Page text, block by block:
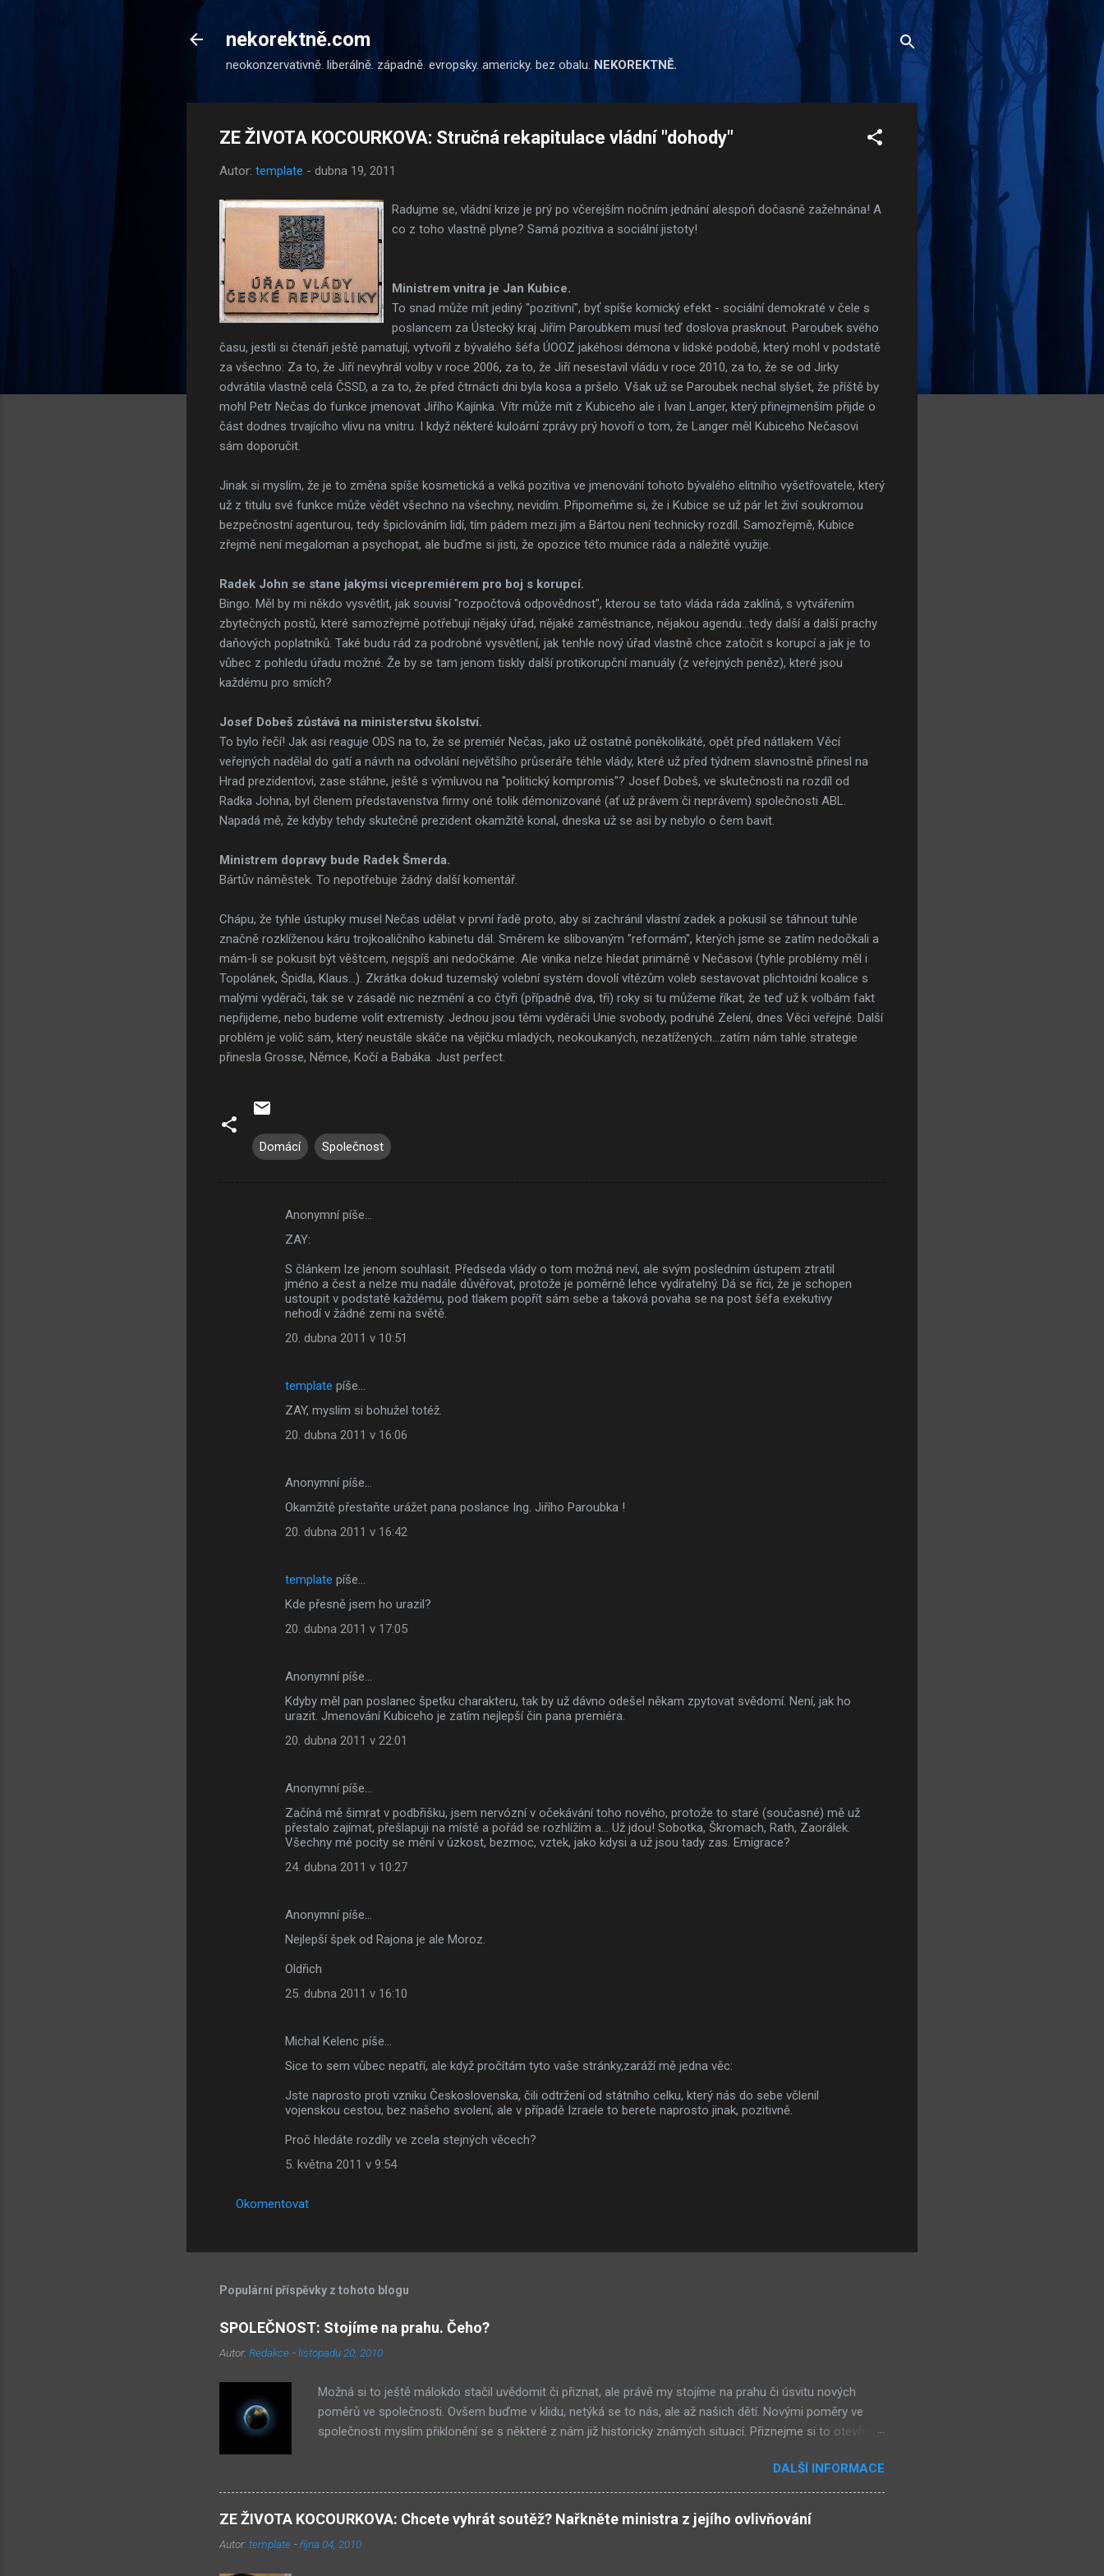
nekorektně.com
neokonzervativně. liberálně. západně. evropsky. americky. bez obalu. NEKOREKTNĚ.
ZE ŽIVOTA KOCOURKOVA: Stručná rekapitulace vládní "dohody"
Autor: template - dubna 19, 2011
Radujme se, vládní krize je prý po včerejším nočním jednání alespoň dočasně zažehnána! A
co z toho vlastně plyne? Samá pozitiva a sociální jistoty!
Ministrem vnitra je Jan Kubice.
To snad může mít jediný "pozitivní", byť spíše komický efekt - sociální demokraté v čele s
poslancem za Ústecký kraj Jiřím Paroubkem musí teď doslova prasknout. Paroubek svého
času, jestli si čtenáři ještě pamatují, vytvořil z bývalého šéfa ÚOOZ jakéhosi démona v lidské podobě, který mohl v podstatě
za všechno: Za to, že Jiří nevyhrál volby v roce 2006, za to, že Jiří nesestavil vládu v roce 2010, za to, že se od Jirky
odvrátila vlastně celá ČSSD, a za to, že před čtrnácti dni byla kosa a pršelo. Však už se Paroubek nechal slyšet, že příště by
mohl Petr Nečas do funkce jmenovat Jiřího Kajínka. Vítr může mít z Kubiceho ale i Ivan Langer, který přinejmenším přijde o
část dodnes trvajícího vlivu na vnitru. I když některé kuloární zprávy prý hovoří o tom, že Langer měl Kubiceho Nečasovi
sám doporučit.
Jinak si myslím, že je to změna spíše kosmetická a velká pozitiva ve jmenování tohoto bývalého elitního vyšetřovatele, který
už z titulu své funkce může vědět všechno na všechny, nevidím. Připomeňme si, že i Kubice se už pár let živí soukromou
bezpečnostní agenturou, tedy špiclováním lidí, tím pádem mezi jím a Bártou není technicky rozdíl. Samozřejmě, Kubice
zřejmě není megaloman a psychopat, ale buďme si jisti, že opozice této munice ráda a náležitě využije.
Radek John se stane jakýmsi vicepremiérem pro boj s korupcí.
Bingo. Měl by mi někdo vysvětlit, jak souvisí "rozpočtová odpovědnost", kterou se tato vláda ráda zaklíná, s vytvářením
zbytečných postů, které samozřejmě potřebují nějaký úřad, nějaké zaměstnance, nějakou agendu...tedy další a další prachy
daňových poplatníků. Také budu rád za podrobné vysvětlení, jak tenhle nový úřad vlastně chce zatočit s korupcí a jak je to
vůbec z pohledu úřadu možné. Že by se tam jenom tiskly další protikorupční manuály (z veřejných peněz), které jsou
každému pro smích?
Josef Dobeš zůstává na ministerstvu školství.
To bylo řečí! Jak asi reaguje ODS na to, že se premiér Nečas, jako už ostatně poněkolikáté, opět před nátlakem Věcí
veřejných nadělal do gatí a návrh na odvolání největšího průseráře téhle vlády, které už před týdnem slavnostně přinesl na
Hrad prezidentovi, zase stáhne, ještě s výmluvou na "politický kompromis"? Josef Dobeš, ve skutečnosti na rozdíl od
Radka Johna, byl členem představenstva firmy oné tolik démonizované (ať už právem či neprávem) společnosti ABL.
Napadá mě, že kdyby tehdy skutečně prezident okamžitě konal, dneska už se asi by nebylo o čem bavit.
Ministrem dopravy bude Radek Šmerda.
Bártův náměstek. To nepotřebuje žádný další komentář.
Chápu, že tyhle ústupky musel Nečas udělat v první řadě proto, aby si zachránil vlastní zadek a pokusil se táhnout tuhle
značně rozklíženou káru trojkoaličního kabinetu dál. Směrem ke slibovaným "reformám", kterých jsme se zatím nedočkali a
mám-li se pokusit být věštcem, nejspíš ani nedočkáme. Ale viníka nelze hledat primárně v Nečasovi (tyhle problémy měl i
Topolánek, Špidla, Klaus...). Zkrátka dokud tuzemský volební systém dovolí vítězům voleb sestavovat plichtoidní koalice s
malými vyděrači, tak se v zásadě nic nezmění a co čtyři (případně dva, tři) roky si tu můžeme říkat, že teď už k volbám fakt
nepřijdeme, nebo budeme volit extremisty. Jednou jsou těmi vyděrači Unie svobody, podruhé Zelení, dnes Věci veřejné. Další
problém je volič sám, který neustále skáče na vějičku mladých, neokoukaných, nezatížených...zatím nám tahle strategie
přinesla Grosse, Němce, Kočí a Babáka. Just perfect.
Domácí Společnost
Anonymní píše…
ZAY:
S článkem lze jenom souhlasit. Předseda vlády o tom možná neví, ale svým posledním ústupem ztratil
jméno a čest a nelze mu nadále důvěřovat, protože je poměrně lehce vydíratelný. Dá se říci, že je schopen
ustoupit v podstatě každému, pod tlakem popřít sám sebe a taková povaha se na post šéfa exekutivy
nehodí v žádné zemi na světě.
20. dubna 2011 v 10:51
template píše…
ZAY, myslím si bohužel totéž.
20. dubna 2011 v 16:06
Anonymní píše…
Okamžitě přestaňte urážet pana poslance Ing. Jiřího Paroubka !
20. dubna 2011 v 16:42
template píše…
Kde přesně jsem ho urazil?
20. dubna 2011 v 17:05
Anonymní píše…
Kdyby měl pan poslanec špetku charakteru, tak by už dávno odešel někam zpytovat svědomí. Není, jak ho
urazit. Jmenování Kubiceho je zatím nejlepší čin pana premiéra.
20. dubna 2011 v 22:01
Anonymní píše…
Začíná mě šimrat v podbřišku, jsem nervózní v očekávání toho nového, protože to staré (současné) mě už
přestalo zajímat, přešlapuji na místě a pořád se rozhlížím a... Už jdou! Sobotka, Škromach, Rath, Zaorálek.
Všechny mé pocity se mění v úzkost, bezmoc, vztek, jako kdysi a už jsou tady zas. Emigrace?
24. dubna 2011 v 10:27
Anonymní píše…
Nejlepší špek od Rajona je ale Moroz.
Oldřich
25. dubna 2011 v 16:10
Michal Kelenc píše…
Sice to sem vůbec nepatří, ale když pročítám tyto vaše stránky,zaráží mě jedna věc:
Jste naprosto proti vzniku Československa, čili odtržení od státního celku, který nás do sebe včlenil
vojenskou cestou, bez našeho svolení, ale v případě Izraele to berete naprosto jinak, pozitivně.
Proč hledáte rozdíly ve zcela stejných věcech?
5. května 2011 v 9:54
Okomentovat
Populární příspěvky z tohoto blogu
SPOLEČNOST: Stojíme na prahu. Čeho?
Autor: Redakce -listopadu 20, 2010
Možná si to ještě málokdo stačil uvědomit či přiznat, ale právě my stojíme na prahu či úsvitu nových
poměrů ve společnosti. Ovšem buďme v klidu, netýká se to nás, ale až našich dětí. Novými poměry ve
společnosti myslím přiklonění se s některé z nám již historicky známých situací. Přiznejme si to otevřeně
etnikum získává ve společnosti stále větší vliv – v každém městě již vlastní několik obchůdků či spíše již
obchodů. Před deseti lety věc zcela nevídaná. Příslušníci tohoto etnika se úspěšně integrují do
společnosti a nyní již jejich děti chodí do našich škol. A tam mezi studenty patří k nejlepším. Ale jsou
prostě jiní. Co to pro nás znamená? Za 10 až 20 let, když vývoj půjde podobným směrem jako doposud,
toto etnikum bude získávat ve společnosti stále větší význam – rodiče budou získávat větší a větší
DALŠÍ INFORMACE
ZE ŽIVOTA KOCOURKOVA: Chcete vyhrát soutěž? Nařkněte ministra z jejího ovlivňování
Autor: template -října 04, 2010